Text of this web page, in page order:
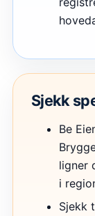
Sjekk
Be
ligner
i
Sjekk